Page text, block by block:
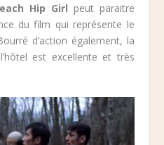
Hip Girl peut paraitre
du film qui représente le
d’action également, la
est excellente et très